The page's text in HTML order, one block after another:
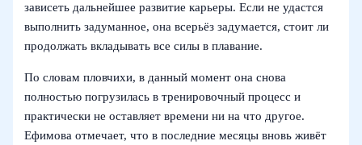
зависеть дальнейшее развитие карьеры. Если не удастся
выполнить задуманное, она всерьёз задумается, стоит ли
продолжать вкладывать все силы в плавание.
По словам пловчихи, в данный момент она снова
полностью погрузилась в тренировочный процесс и
практически не оставляет времени ни на что другое.
Ефимова отмечает, что в последние месяцы вновь живёт